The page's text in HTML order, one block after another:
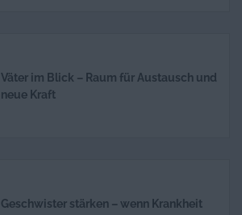
Väter im Blick – Raum für Austausch und
neue Kraft
Geschwister stärken – wenn Krankheit